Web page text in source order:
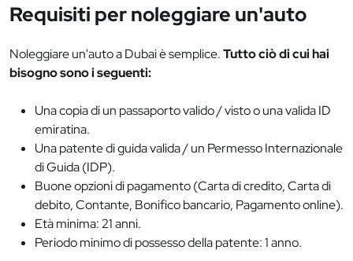
Requisiti per noleggiare un'auto
Noleggiare un'auto a Dubai è semplice.Tutto ciò di cui hai
bisogno sono i seguenti:
Una copia di un passaporto valido / visto o una valida ID
emiratina.
Una patente di guida valida / un Permesso Internazionale
di Guida (IDP).
Buone opzioni di pagamento (Carta di credito, Carta di
debito, Contante, Bonifico bancario, Pagamento online).
Età minima: 21 anni.
Periodo minimo di possesso della patente: 1 anno.